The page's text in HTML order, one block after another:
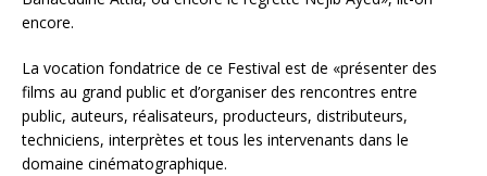
encore.
La vocation fondatrice de ce Festival est de «présenter des
films au grand public et d’organiser des rencontres entre
public, auteurs, réalisateurs, producteurs, distributeurs,
techniciens, interprètes et tous les intervenants dans le
domaine cinématographique.